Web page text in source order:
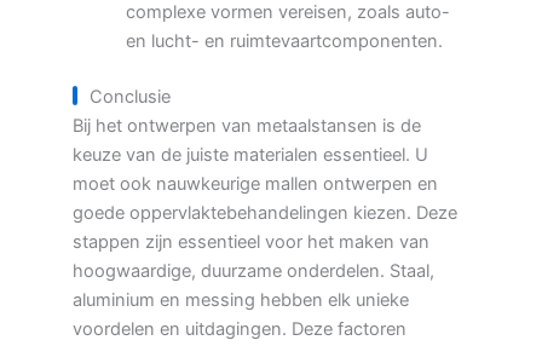
complexe vormen vereisen, zoals auto-
en lucht- en ruimtevaartcomponenten.
Conclusie
Bij het ontwerpen van metaalstansen is de
keuze van de juiste materialen essentieel. U
moet ook nauwkeurige mallen ontwerpen en
goede oppervlaktebehandelingen kiezen. Deze
stappen zijn essentieel voor het maken van
hoogwaardige, duurzame onderdelen. Staal,
aluminium en messing hebben elk unieke
voordelen en uitdagingen. Deze factoren